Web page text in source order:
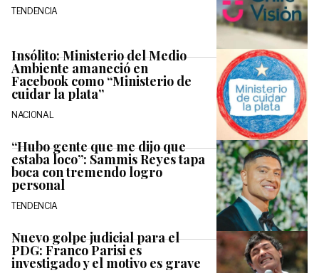
TENDENCIA
Insólito: Ministerio del Medio
Ambiente amaneció en
Facebook como “Ministerio de
cuidar la plata”
NACIONAL
“Hubo gente que me dijo que
estaba loco”: Sammis Reyes tapa
boca con tremendo logro
personal
TENDENCIA
Nuevo golpe judicial para el
PDG: Franco Parisi es
investigado y el motivo es grave